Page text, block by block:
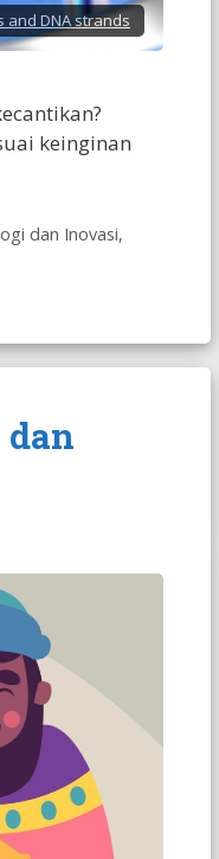
and DNA strands
keinginan
dan Inovasi,